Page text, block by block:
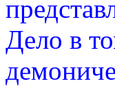
Дело в